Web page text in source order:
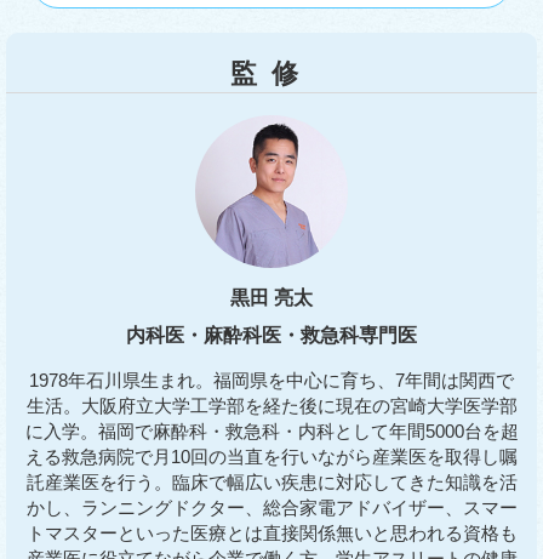
監修
黒田 亮太
内科医・麻酔科医・救急科専門医
1978年石川県生まれ。福岡県を中心に育ち、7年間は関西で
生活。大阪府立大学工学部を経た後に現在の宮崎大学医学部
に入学。福岡で麻酔科・救急科・内科として年間5000台を超
える救急病院で月10回の当直を行いながら産業医を取得し嘱
託産業医を行う。臨床で幅広い疾患に対応してきた知識を活
かし、ランニングドクター、総合家電アドバイザー、スマー
トマスターといった医療とは直接関係無いと思われる資格も